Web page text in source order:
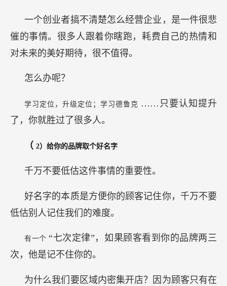
一个创业者搞不清楚怎么经营企业，是一件很悲
催的事情。很多人跟着你瞎跑，耗费自己的热情和
对未来的美好期待，很不值得。
怎么办呢？
学习定位，升级定位；学习德鲁克 ……只要认知提升
了，你就胜过了很多人。
（ 2）给你的品牌取个好名字
千万不要低估这件事情的重要性。
好名字的本质是方便你的顾客记住你，千万不要
低估别人记住我们的难度。
有一个 “七次定律”，如果顾客看到你的品牌两三
次，他是记不住你的。
为什么我们要区域内密集开店？因为顾客只有在